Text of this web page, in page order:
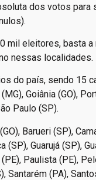
dos votos para
mil eleitores, basta a
nessas localidades.
do país, sendo 15
Goiânia (GO),
Paulo (SP).
Barueri (SP),
(SP), Guarujá (SP),
Paulista (PE),
Santarém (PA),